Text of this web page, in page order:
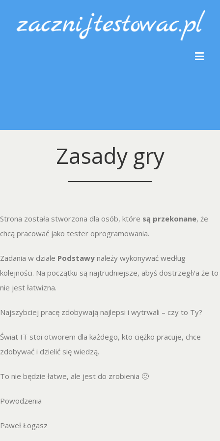
Zasady gry
Strona została stworzona dla osób, które są przekonane, że
chcą pracować jako tester oprogramowania.
Zadania w dziale Podstawy należy wykonywać według
kolejności. Na początku są najtrudniejsze, abyś dostrzegł/a że to
nie jest łatwizna.
Najszybciej pracę zdobywają najlepsi i wytrwali – czy to Ty?
Świat IT stoi otworem dla każdego, kto ciężko pracuje, chce
zdobywać i dzielić się wiedzą.
To nie będzie łatwe, ale jest do zrobienia 🙂
Powodzenia
Paweł Łogasz